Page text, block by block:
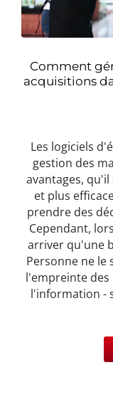
Comment
acquisitions
Les logiciels
gestion des
avantages,
et plus
prendre des
Cependant,
arriver qu'une
Personne ne le
l'empreinte des
l'information -